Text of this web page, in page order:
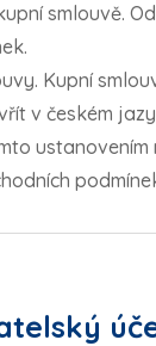
smlouvě.
Kupní
v českém